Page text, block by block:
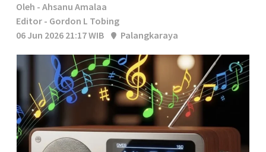
Oleh - Ahsanu Amalaa
Editor - Gordon L Tobing
06 Jun 2026 21:17 WIB
Palangkaraya